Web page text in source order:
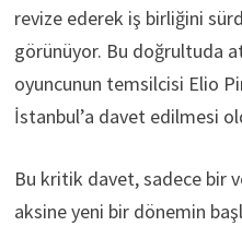
revize ederek iş birliğini
görünüyor. Bu doğrultuda
oyuncunun temsilcisi Elio
İstanbul’a davet edilmesi
Bu kritik davet, sadece bir
aksine yeni bir dönemin